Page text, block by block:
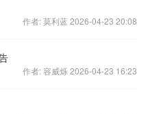
作者: 莫利蓝 2026-04-23 20:08
作者: 容威烁 2026-04-23 16:23